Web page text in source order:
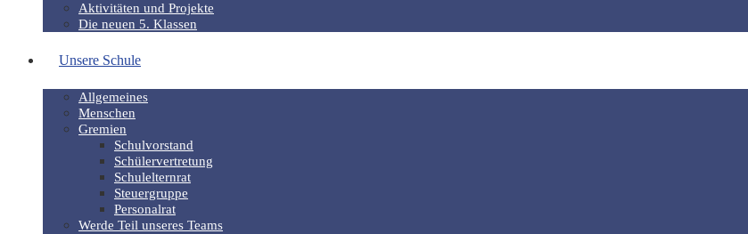
Aktivitäten und Projekte
Die neuen 5. Klassen
Unsere Schule
Allgemeines
Menschen
Gremien
Schulvorstand
Schülervertretung
Schulelternrat
Steuergruppe
Personalrat
Werde Teil unseres Teams